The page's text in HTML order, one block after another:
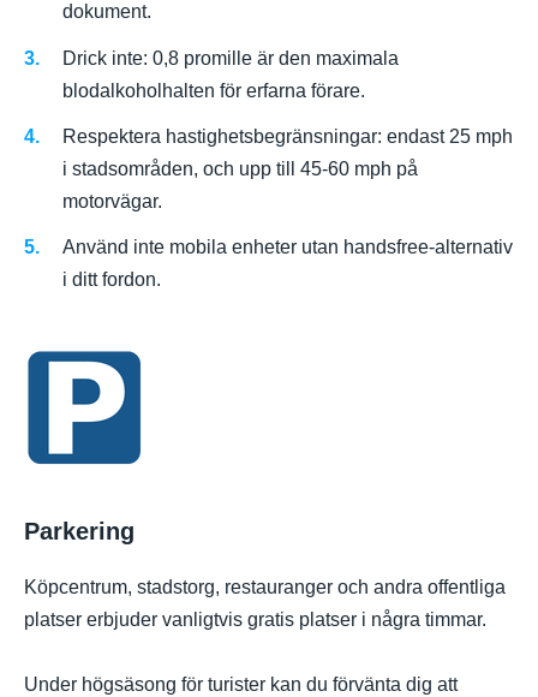
dokument.
Drick inte: 0,8 promille är den maximala
blodalkoholhalten för erfarna förare.
Respektera hastighetsbegränsningar: endast 25 mph
i stadsområden, och upp till 45-60 mph på
motorvägar.
Använd inte mobila enheter utan handsfree-alternativ
i ditt fordon.
Parkering
Köpcentrum, stadstorg, restauranger och andra offentliga
platser erbjuder vanligtvis gratis platser i några timmar.
Under högsäsong för turister kan du förvänta dig att